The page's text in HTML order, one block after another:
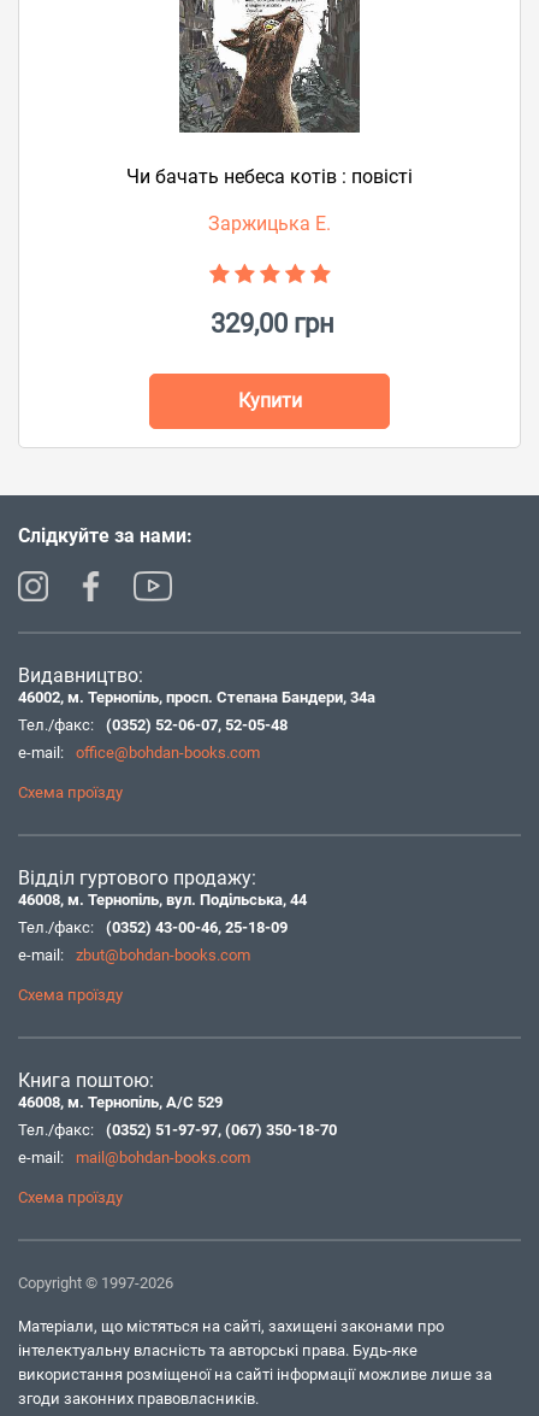
Чи бачать небеса котів : повісті
Заржицька Е.
329,00 грн
Купити
Слідкуйте за нами:
Видавництво:
46002, м. Тернопіль, просп. Степана Бандери, 34а
Тел./факс:
(0352) 52-06-07, 52-05-48
e-mail:
office@bohdan-books.com
Схема проїзду
Відділ гуртового продажу:
46008, м. Тернопіль, вул. Подільська, 44
Тел./факс:
(0352) 43-00-46, 25-18-09
e-mail:
zbut@bohdan-books.com
Схема проїзду
Книга поштою:
46008, м. Тернопіль, А/С 529
Тел./факс:
(0352) 51-97-97, (067) 350-18-70
e-mail:
mail@bohdan-books.com
Схема проїзду
Copyright © 1997-2026
Матеріали, що містяться на сайті, захищені законами про
інтелектуальну власність та авторські права. Будь-яке
використання розміщеної на сайті інформації можливе лише за
згоди законних правовласників.